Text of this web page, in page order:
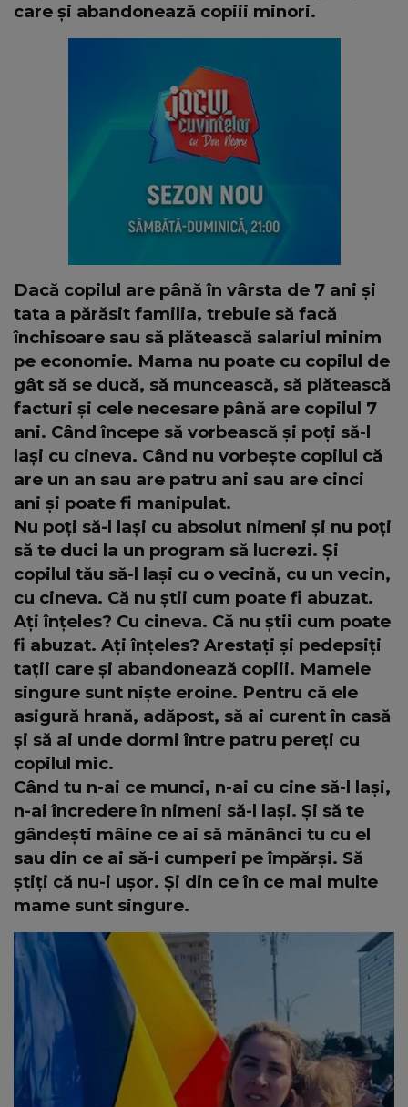
care și abandonează copiii minori.
Dacă copilul are până în vârsta de 7 ani și
tata a părăsit familia, trebuie să facă
închisoare sau să plătească salariul minim
pe economie. Mama nu poate cu copilul de
gât să se ducă, să muncească, să plătească
facturi și cele necesare până are copilul 7
ani. Când începe să vorbească și poți să-l
lași cu cineva. Când nu vorbește copilul că
are un an sau are patru ani sau are cinci
ani și poate fi manipulat.
Nu poți să-l lași cu absolut nimeni și nu poți
să te duci la un program să lucrezi. Și
copilul tău să-l lași cu o vecină, cu un vecin,
cu cineva. Că nu știi cum poate fi abuzat.
Ați înțeles? Cu cineva. Că nu știi cum poate
fi abuzat. Ați înțeles? Arestați și pedepsiți
tații care și abandonează copiii. Mamele
singure sunt niște eroine. Pentru că ele
asigură hrană, adăpost, să ai curent în casă
și să ai unde dormi între patru pereți cu
copilul mic.
Când tu n-ai ce munci, n-ai cu cine să-l lași,
n-ai încredere în nimeni să-l lași. Și să te
gândești mâine ce ai să mănânci tu cu el
sau din ce ai să-i cumperi pe împărși. Să
știți că nu-i ușor. Și din ce în ce mai multe
mame sunt singure.